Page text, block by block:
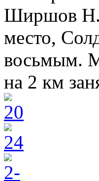
Ширшов
место,
восьмым.
на 2 км